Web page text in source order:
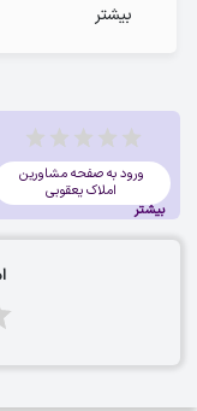
✅ سالن بدنسازی مجهز
✅ استخر شنای
برای اطلاعات بیشتر و
با جستجو در فیل،
را برای اقامت
بیشتر
ورود به صفحه مشاورین
املاک یعقوبی
بیشتر